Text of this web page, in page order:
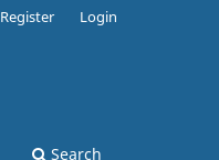
Search
Register Login